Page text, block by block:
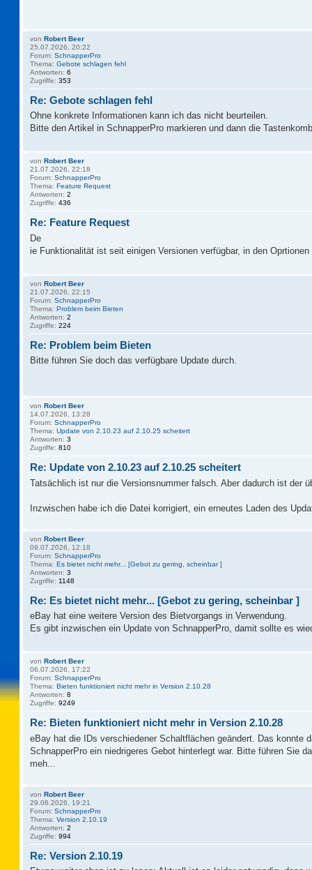
von Robert Beer
25.07.2026, 20:22
Forum: SchnapperPro
Thema: Gebote schlagen fehl
Antworten: 6
Zugriffe: 353
Re: Gebote schlagen fehl
Ohne konkrete Informationen kann ich das nicht beurteilen.
Bitte den Artikel in SchnapperPro markieren und dann die
von Robert Beer
21.07.2026, 22:18
Forum: SchnapperPro
Thema: Feature Request
Antworten: 2
Zugriffe: 436
Re: Feature Request
De
ie Funktionalität ist seit einigen Versionen verfügbar, in den
von Robert Beer
21.07.2026, 22:15
Forum: SchnapperPro
Thema: Problem beim Bieten
Antworten: 2
Zugriffe: 224
Re: Problem beim Bieten
Bitte führen Sie doch das verfügbare Update durch.
von Robert Beer
14.07.2026, 13:28
Forum: SchnapperPro
Thema: Update von 2.10.23 auf 2.10.25 scheitert
Antworten: 3
Zugriffe: 810
Re: Update von 2.10.23 auf 2.10.25 scheitert
Tatsächlich ist nur die Versionsnummer falsch. Aber dadurch ist der
Inzwischen habe ich die Datei korrigiert, ein erneutes Laden des
von Robert Beer
09.07.2026, 12:18
Forum: SchnapperPro
Thema: Es bietet nicht mehr... [Gebot zu gering, scheinbar ]
Antworten: 3
Zugriffe: 1148
Re: Es bietet nicht mehr... [Gebot zu gering, scheinbar ]
eBay hat eine weitere Version des Bietvorgangs in Verwendung.
Es gibt inzwischen ein Update von SchnapperPro, damit sollte es
von Robert Beer
06.07.2026, 17:22
Forum: SchnapperPro
Thema: Bieten funktioniert nicht mehr in Version 2.10.28
Antworten: 8
Zugriffe: 9249
Re: Bieten funktioniert nicht mehr in Version 2.10.28
eBay hat die IDs verschiedener Schaltflächen geändert. Das konnte
SchnapperPro ein niedrigeres Gebot hinterlegt war. Bitte führen Sie
meh...
von Robert Beer
29.06.2026, 19:21
Forum: SchnapperPro
Thema: Version 2.10.19
Antworten: 2
Zugriffe: 994
Re: Version 2.10.19